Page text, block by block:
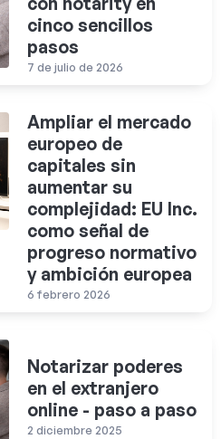
cinco sencillos
pasos
7 de julio de 2026
Ampliar el mercado
europeo de
capitales sin
aumentar su
complejidad: EU Inc.
como señal de
progreso normativo
y ambición europea
6 febrero 2026
Notarizar poderes
en el extranjero
online - paso a paso
2 diciembre 2025